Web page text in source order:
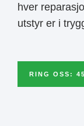
hver
utstyr er i
RING OSS: